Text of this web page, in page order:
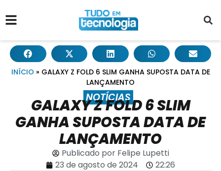
INÍCIO » GALAXY Z FOLD 6 SLIM GANHA SUPOSTA DATA DE
LANÇAMENTO
NOTÍCIAS
GALAXY Z FOLD 6 SLIM
GANHA SUPOSTA DATA DE
LANÇAMENTO
Publicado porFelipe Lupetti
23 de agosto de 2024
22:26